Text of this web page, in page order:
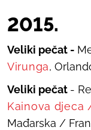
2015.
Veliki pečat -
Virunga,
Veliki pečat -
Kainova djeca
Mađarska /